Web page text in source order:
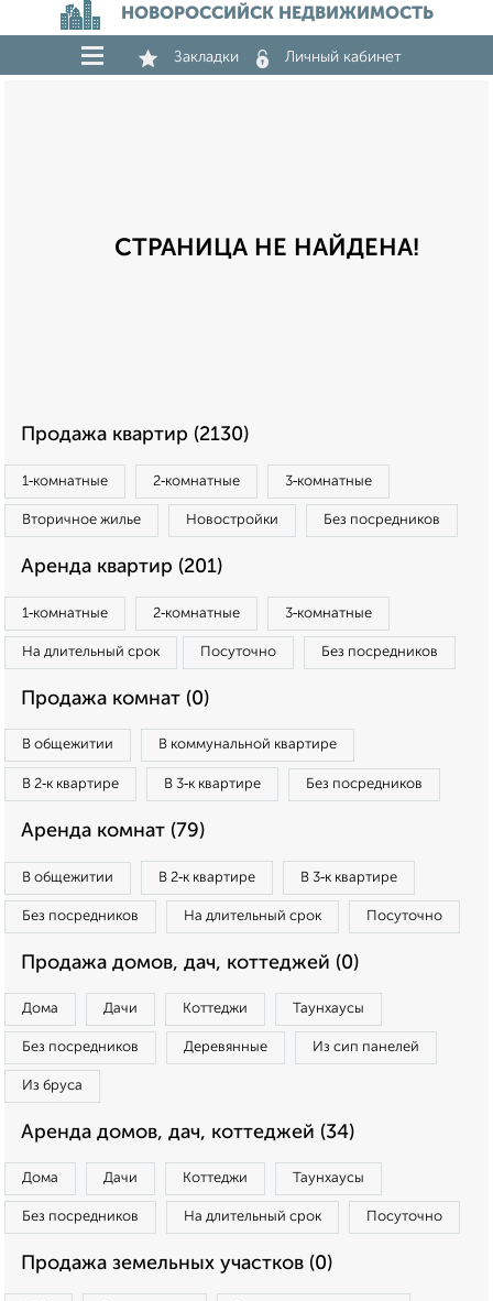
НОВОРОССИЙСК НЕДВИЖИМОСТЬ
Закладки Личный кабинет
СТРАНИЦА НЕ НАЙДЕНА!
Продажа квартир (2130)
1‑комнатные 2‑комнатные 3‑комнатные
Вторичное жилье Новостройки Без посредников
Аренда квартир (201)
1‑комнатные 2‑комнатные 3‑комнатные
На длительный срок Посуточно Без посредников
Продажа комнат (0)
В общежитии В коммунальной квартире
В 2‑к квартире В 3‑к квартире Без посредников
Аренда комнат (79)
В общежитии В 2‑к квартире В 3‑к квартире
Без посредников На длительный срок Посуточно
Продажа домов, дач, коттеджей (0)
Дома Дачи Коттеджи Таунхаусы
Без посредников Деревянные Из сип панелей
Из бруса
Аренда домов, дач, коттеджей (34)
Дома Дачи Коттеджи Таунхаусы
Без посредников На длительный срок Посуточно
Продажа земельных участков (0)